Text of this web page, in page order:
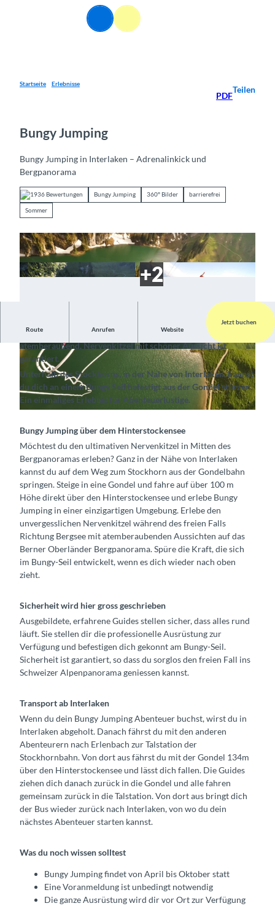
Suche Menü
Startseite Erlebnisse
PDF
Teilen
Bungy Jumping
Bungy Jumping in Interlaken – Adrenalinkick und
Bergpanorama
1936 Bewertungen Bungy Jumping 360° Bilder barrierefrei
Sommer
t
o
c
k
o
r
-
b
u
n
-
s
p
r
u
n
-
s
s
c
o
r
n
-
b
u
n
g
y
-
s
p
u
g
-
s
e
e
s
o
m
m
e
r
t
o
r
n
-
b
u
n
g
y
-
s
g
-
f
r
o
-
s
e
e
-
s
o
m
m
Route Anrufen Website
Jetzt buchen
Bungy Jumping in der Ferienregion Interlaken ist
atemberaubend. Nervenkitzel mit schöner Aussicht ist
garantiert.
Unterhalb des Stockhorns, in der Nähe von Interlaken, kannst
du dich an einem Bungy Seil befestigt aus der Gondel stürzen.
Ein einmaliges Erlebnis für Abenteuerlustige.
Bungy Jumping über dem Hinterstockensee
Möchtest du den ultimativen Nervenkitzel in Mitten des
Bergpanoramas erleben? Ganz in der Nähe von Interlaken
kannst du auf dem Weg zum Stockhorn aus der Gondelbahn
springen. Steige in eine Gondel und fahre auf über 100 m
Höhe direkt über den Hinterstockensee und erlebe Bungy
Jumping in einer einzigartigen Umgebung. Erlebe den
unvergesslichen Nervenkitzel während des freien Falls
Richtung Bergsee mit atemberaubenden Aussichten auf das
Berner Oberländer Bergpanorama. Spüre die Kraft, die sich
im Bungy-Seil entwickelt, wenn es dich wieder nach oben
zieht.
Sicherheit wird hier gross geschrieben
Ausgebildete, erfahrene Guides stellen sicher, dass alles rund
läuft. Sie stellen dir die professionelle Ausrüstung zur
Verfügung und befestigen dich gekonnt am Bungy-Seil.
Sicherheit ist garantiert, so dass du sorglos den freien Fall ins
Schweizer Alpenpanorama geniessen kannst.
Transport ab Interlaken
Wenn du dein Bungy Jumping Abenteuer buchst, wirst du in
Interlaken abgeholt. Danach fährst du mit den anderen
Abenteurern nach Erlenbach zur Talstation der
Stockhornbahn. Von dort aus fährst du mit der Gondel 134m
über den Hinterstockensee und lässt dich fallen. Die Guides
ziehen dich danach zurück in die Gondel und alle fahren
gemeinsam zurück in die Talstation. Von dort aus bringt dich
der Bus wieder zurück nach Interlaken, von wo du dein
nächstes Abenteuer starten kannst.
Was du noch wissen solltest
Bungy Jumping findet von April bis Oktober statt
Eine Voranmeldung ist unbedingt notwendig
Die ganze Ausrüstung wird dir vor Ort zur Verfügung